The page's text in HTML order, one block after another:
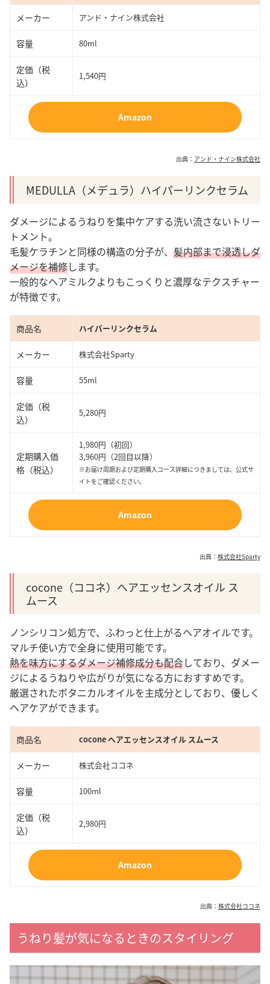
メーカー アンド・ナイン株式会社
容量 80ml
定価（税
込）
1,540円
Amazon
出典： アンド・ナイン株式会社
MEDULLA（メデュラ）ハイパーリンクセラム
ダメージによるうねりを集中ケアする洗い流さないトリー
トメント。
毛髪ケラチンと同様の構造の分子が、 髪内部まで浸透しダ
メージを補修します。
一般的なヘアミルクよりもこっくりと濃厚なテクスチャー
が特徴です。
商品名 ハイパーリンクセラム
メーカー 株式会社Sparty
容量 55ml
定価（税
込）
5,280円
定期購入価
格（税込）
1,980円（初回）
3,960円（2回目以降）
※お届け周期および定期購入コース詳細につきましては、公式サ
イトをご確認ください。
Amazon
出典： 株式会社Sparty
cocone（ココネ）ヘアエッセンスオイル ス
ムース
ノンシリコン処方で、ふわっと仕上がるヘアオイルです。
マルチ使い方で全身に使用可能です。
熱を味方にするダメージ補修成分も配合しており、ダメー
ジによるうねりや広がりが気になる方におすすめです。
厳選されたボタニカルオイルを主成分としており、優しく
ヘアケアができます。
商品名 cocone ヘアエッセンスオイル スムース
メーカー 株式会社ココネ
容量 100ml
定価（税
込）
2,980円
Amazon
出典： 株式会社ココネ
うねり髪が気になるときのスタイリング